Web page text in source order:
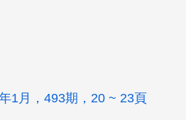
1月，493期，20 ~ 23頁